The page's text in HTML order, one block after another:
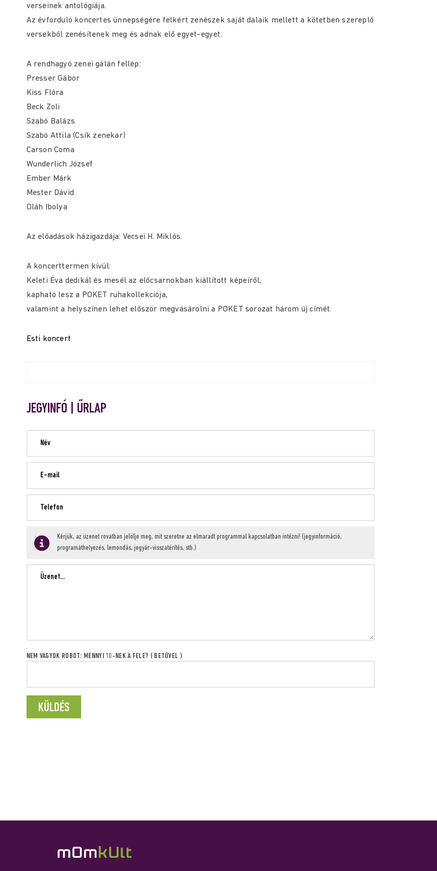
verseinek antológiája.
Az évforduló koncertes ünnepségére felkért zenészek saját dalaik mellett a kötetben szereplő
versekből zenésítenek meg és adnak elő egyet-egyet.
A rendhagyó zenei gálán fellép:
Presser Gábor
Kiss Flóra
Beck Zoli
Szabó Balázs
Szabó Attila (Csík zenekar)
Carson Coma
Wunderlich József
Ember Márk
Mester Dávid
Oláh Ibolya
Az előadások házigazdája: Vecsei H. Miklós.
A koncerttermen kívül:
Keleti Éva dedikál és mesél az előcsarnokban kiállított képeiről,
kapható lesz a POKET ruhakollekciója,
valamint a helyszínen lehet először megvásárolni a POKET sorozat három új címét.
Esti koncert
JEGYINFÓ | ŰRLAP
Kérjük, az üzenet rovatban jelölje meg, mit szeretne az elmaradt programmal kapcsolatban intézni! (jegyinformáció,
programáthelyezés, lemondás, jegyár-visszatérítés, stb.)
NEM VAGYOK ROBOT: MENNYI 10-NEK A FELE? ( BETŰVEL )